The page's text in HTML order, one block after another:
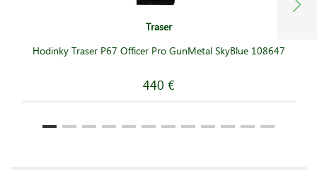
Traser
Hodinky Traser P67 Officer Pro GunMetal SkyBlue 108647
440 €